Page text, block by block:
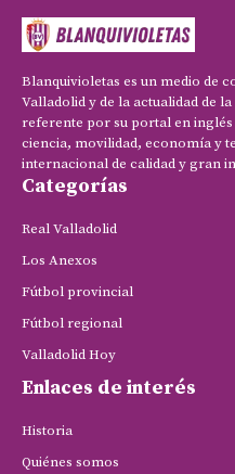
Blanquivioletas es un medio de
Valladolid y de la actualidad de
referente por su portal en
ciencia, movilidad, economía y
internacional de calidad y gran
Categorías
Real Valladolid
Los Anexos
Fútbol provincial
Fútbol regional
Valladolid Hoy
Enlaces de interés
Historia
Quiénes somos